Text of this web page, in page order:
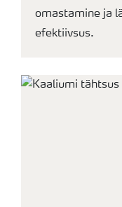
omastamine ja
efektiivsus.